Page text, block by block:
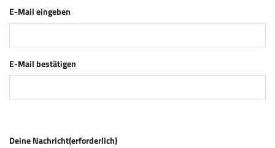
E-Mail eingeben
E-Mail bestätigen
Deine Nachricht(erforderlich)